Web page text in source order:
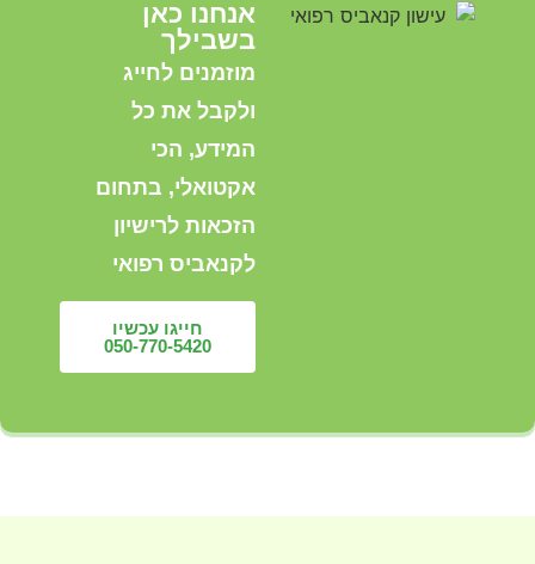
אנחנו כאן
בשבילך
מוזמנים לחייג
ולקבל את כל
המידע, הכי
אקטואלי, בתחום
הזכאות לרישיון
לקנאביס רפואי
חייגו עכשיו
050-770-5420